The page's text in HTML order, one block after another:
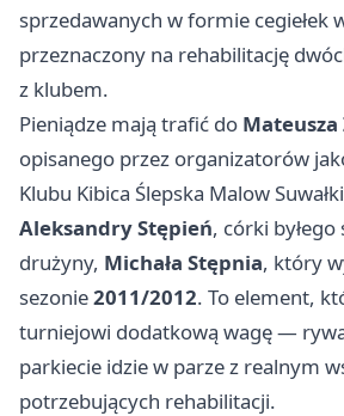
sprzedawanych w formie cegiełek
przeznaczony na rehabilitację
z klubem.
Pieniądze mają trafić do
opisanego przez organizatorów
Klubu Kibica Ślepska Malow
Aleksandry Stępień, córki
drużyny, Michała Stępnia, który
sezonie2011/2012. To element,
turniejowi dodatkową wagę —
parkiecie idzie w parze z realnym
potrzebujących rehabilitacji.